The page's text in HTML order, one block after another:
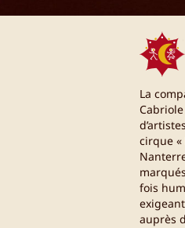
La
cirque «
fois
auprès